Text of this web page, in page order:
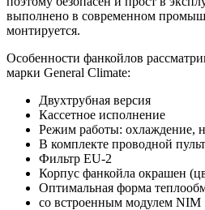
выполнено в современном
монтируется.
Особенности фанкойлов
марки General Climate:
Двухтрубная версия
Кассетное исполнение
Режим работы: охлаждение,
В комплекте проводной
Фильтр EU-2
Корпус фанкойла окрашен
Оптимальная форма
со встроенным модулем NIM